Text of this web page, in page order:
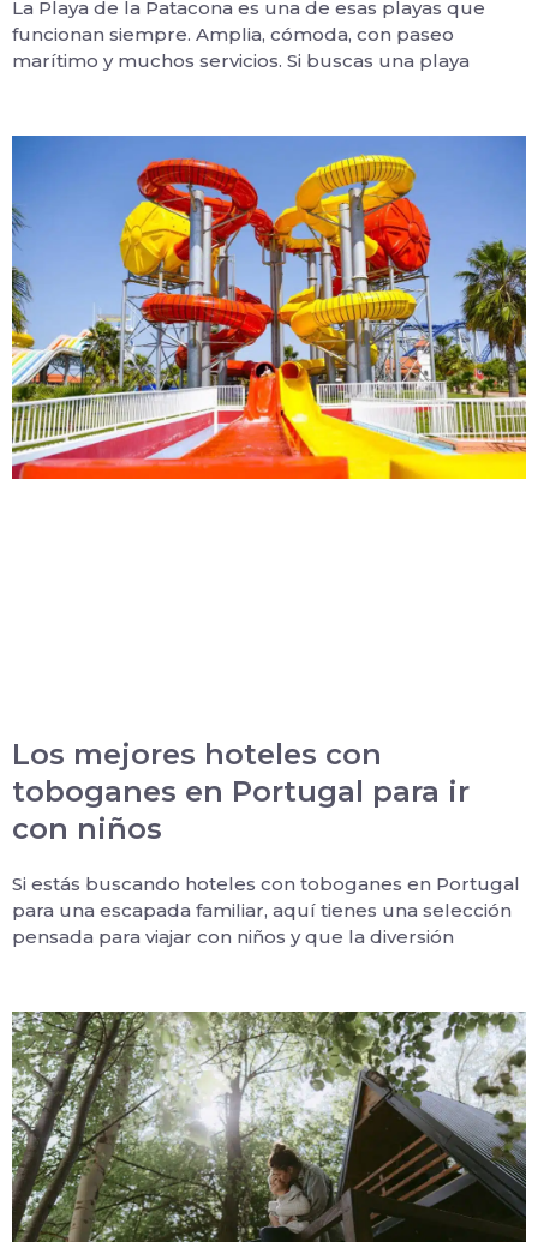
La Playa de la Patacona es una de esas playas que
funcionan siempre. Amplia, cómoda, con paseo
marítimo y muchos servicios. Si buscas una playa
Los mejores hoteles con
toboganes en Portugal para ir
con niños
Si estás buscando hoteles con toboganes en Portugal
para una escapada familiar, aquí tienes una selección
pensada para viajar con niños y que la diversión